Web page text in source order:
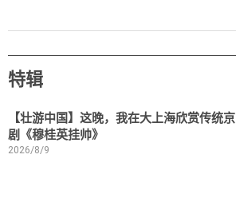
特辑
【壮游中国】这晚，我在大上海欣赏传统京
剧《穆桂英挂帅》
2026/8/9